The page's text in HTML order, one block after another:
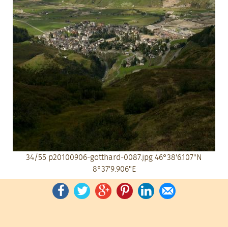
34/55 p20100906-gotthard-0087.jpg46°38'6.107"N
8°37'9.906"E